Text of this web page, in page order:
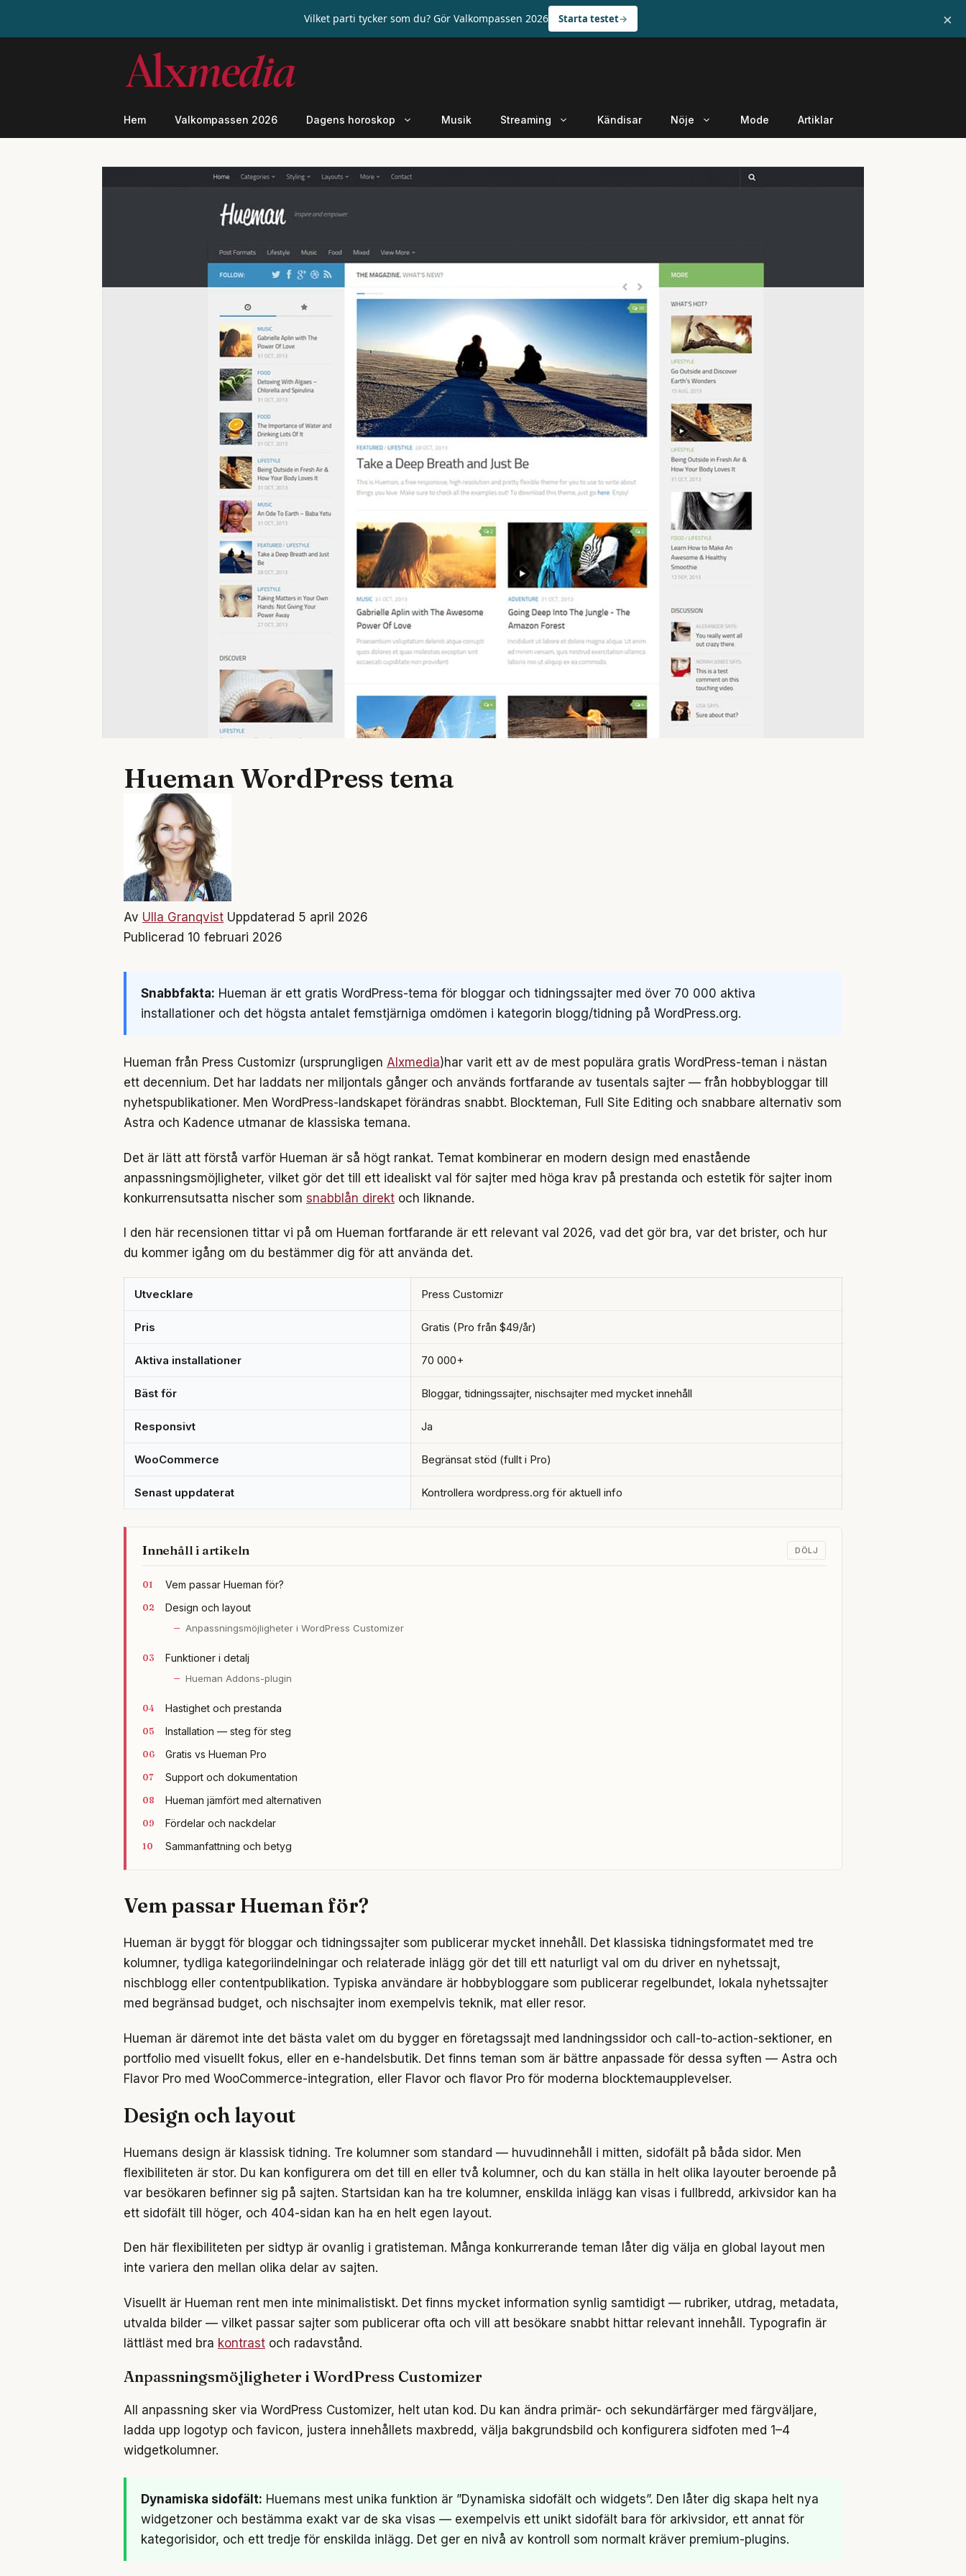
Hem Valkompassen 2026 Dagens horoskop Musik Streaming Kändisar Nöje Mode Artiklar
Hueman WordPress tema
Av Ulla Granqvist Uppdaterad 5 april 2026
Publicerad 10 februari 2026
Snabbfakta: Hueman är ett gratis WordPress-tema för bloggar och tidningssajter med över 70 000 aktiva
installationer och det högsta antalet femstjärniga omdömen i kategorin blogg/tidning på WordPress.org.
Hueman från Press Customizr (ursprungligen Alxmedia)har varit ett av de mest populära gratis WordPress-teman i nästan
ett decennium. Det har laddats ner miljontals gånger och används fortfarande av tusentals sajter — från hobbybloggar till
nyhetspublikationer. Men WordPress-landskapet förändras snabbt. Blockteman, Full Site Editing och snabbare alternativ som
Astra och Kadence utmanar de klassiska temana.
Det är lätt att förstå varför Hueman är så högt rankat. Temat kombinerar en modern design med enastående
anpassningsmöjligheter, vilket gör det till ett idealiskt val för sajter med höga krav på prestanda och estetik för sajter inom
konkurrensutsatta nischer som snabblån direkt och liknande.
I den här recensionen tittar vi på om Hueman fortfarande är ett relevant val 2026, vad det gör bra, var det brister, och hur
du kommer igång om du bestämmer dig för att använda det.
Utvecklare Press Customizr
Pris Gratis (Pro från $49/år)
Aktiva installationer 70 000+
Bäst för Bloggar, tidningssajter, nischsajter med mycket innehåll
Responsivt Ja
WooCommerce Begränsat stöd (fullt i Pro)
Senast uppdaterat Kontrollera wordpress.org för aktuell info
Innehåll i artikeln DÖLJ
Vem passar Hueman för?
Design och layout
Anpassningsmöjligheter i WordPress Customizer
Funktioner i detalj
Hueman Addons-plugin
Hastighet och prestanda
Installation — steg för steg
Gratis vs Hueman Pro
Support och dokumentation
Hueman jämfört med alternativen
Fördelar och nackdelar
Sammanfattning och betyg
Vem passar Hueman för?
Hueman är byggt för bloggar och tidningssajter som publicerar mycket innehåll. Det klassiska tidningsformatet med tre
kolumner, tydliga kategoriindelningar och relaterade inlägg gör det till ett naturligt val om du driver en nyhetssajt,
nischblogg eller contentpublikation. Typiska användare är hobbybloggare som publicerar regelbundet, lokala nyhetssajter
med begränsad budget, och nischsajter inom exempelvis teknik, mat eller resor.
Hueman är däremot inte det bästa valet om du bygger en företagssajt med landningssidor och call-to-action-sektioner, en
portfolio med visuellt fokus, eller en e-handelsbutik. Det finns teman som är bättre anpassade för dessa syften — Astra och
Flavor Pro med WooCommerce-integration, eller Flavor och flavor Pro för moderna blocktemaupplevelser.
Design och layout
Huemans design är klassisk tidning. Tre kolumner som standard — huvudinnehåll i mitten, sidofält på båda sidor. Men
flexibiliteten är stor. Du kan konfigurera om det till en eller två kolumner, och du kan ställa in helt olika layouter beroende på
var besökaren befinner sig på sajten. Startsidan kan ha tre kolumner, enskilda inlägg kan visas i fullbredd, arkivsidor kan ha
ett sidofält till höger, och 404-sidan kan ha en helt egen layout.
Den här flexibiliteten per sidtyp är ovanlig i gratisteman. Många konkurrerande teman låter dig välja en global layout men
inte variera den mellan olika delar av sajten.
Visuellt är Hueman rent men inte minimalistiskt. Det finns mycket information synlig samtidigt — rubriker, utdrag, metadata,
utvalda bilder — vilket passar sajter som publicerar ofta och vill att besökare snabbt hittar relevant innehåll. Typografin är
lättläst med bra kontrast och radavstånd.
Anpassningsmöjligheter i WordPress Customizer
All anpassning sker via WordPress Customizer, helt utan kod. Du kan ändra primär- och sekundärfärger med färgväljare,
ladda upp logotyp och favicon, justera innehållets maxbredd, välja bakgrundsbild och konfigurera sidfoten med 1–4
widgetkolumner.
Dynamiska sidofält: Huemans mest unika funktion är ”Dynamiska sidofält och widgets”. Den låter dig skapa helt nya
widgetzoner och bestämma exakt var de ska visas — exempelvis ett unikt sidofält bara för arkivsidor, ett annat för
kategorisidor, och ett tredje för enskilda inlägg. Det ger en nivå av kontroll som normalt kräver premium-plugins.
Vilket parti tycker som du? Gör Valkompassen 2026 Starta testet ×